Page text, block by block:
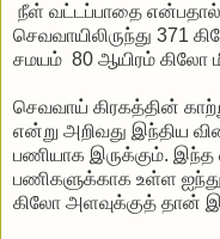
நீள் வட்டப்பாதை
செவவாயிலிருந்து 371
சமயம் 80 ஆயிரம் கிலோ
செவவாய் கிரகத்தின்
என்று அறிவது இந்திய
பணியாக இருக்கும்.
பணிகளுக்காக உள்ள
கிலோ அளவுக்குத் தான்